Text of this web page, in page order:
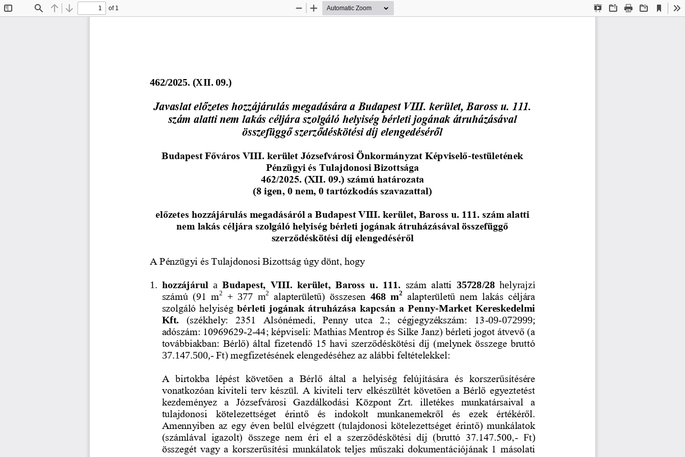
Find Previous
Next
of 1
Presentation
OpenPrint Download
Current
View
Zoom
Zoom
462/2025. (XII. 09.)
Javaslat előzetes hozzájárulás megadására a Budapest VIII. kerület, Baross u. 111.
szám alatti nem lakás céljára szolgáló helyiség bérleti jogának átruházásával
összefüggő szerződéskötési díj elengedéséről
Budapest Főváros VIII. kerület Józsefvárosi Önkormányzat Képviselő-testületének
Pénzügyi és Tulajdonosi Bizottsága
462/2025. (XII. 09.) számú határozata
(8 igen, 0 nem, 0 tartózkodás szavazattal)
előzetes hozzájárulás megadásáról a Budapest VIII. kerület, Baross u. 111. szám alatti
nem lakás céljára szolgáló helyiség bérleti jogának átruházásával összefüggő
szerződéskötési díj elengedéséről
A Pénzügyi és Tulajdonosi Bizottság úgy dönt, hogy
1. hozzájárul a Budapest,  VIII.  kerület,  Baross  u.  111. szám  alatti 35728/28 helyrajzi
számú  (91  m2 +  377  m2 alapterületű)  összesen 468  m2
alapterületű  nem  lakás  céljára
szolgáló helyiség bérleti jogának átruházása kapcsán a Penny-Market  Kereskedelmi
Kft.
(székhely:  2351  Alsónémedi,  Penny  utca  2.;  cégjegyzékszám:  13-09-072999;
adószám: 10969629-2-44; képviseli: Mathias Mentrop és Silke Janz) bérleti jogot átvevő (a
továbbiakban: Bérlő) által fizetendő 15 havi szerződéskötési díj (melynek összege bruttó
37.147.500, - Ft) megfizetésének elengedéséhez az alábbi feltételekkel:
A  birtokba  lépést  követően  a  Bérlő  által  a  helyiség  felújítására  és  korszerűsítésére
vonatkozóan kiviteli terv készül. A kiviteli terv elkészültét követően a Bérlő egyeztetést
kezdeményez  a  Józsefvárosi  Gazdálkodási  Központ  Zrt.  illetékes  munkatársaival  a
tulajdonosi  kötelezettséget  érintő  és  indokolt  munkanemekről  és  ezek
értékéről.
Amennyiben  az  egy  éven  belül  elvégzett  (tulajdonosi  kötelezettséget  érintő)  munkálatok
(számlával  igazolt)  összege  nem  éri  el  a  szerződéskötési  díj  (bruttó  37.147.500, - Ft)
összegét vagy a korszerűsítési munkálatok teljes műszaki dokumentációjának 1 másolati